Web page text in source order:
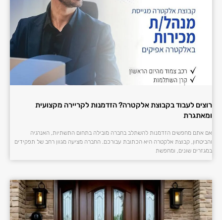
רוצים לעבוד בקבוצת אלקטרה? הזדמנות לקריירה מקצועית
ומאתגרת
אם אתם מחפשים הזדמנות להשתלב בחברה מובילה בתחום התשתיות, האנרגיה
והביטחון, קבוצת אלקטרה היא הכתובת עבורכם. החברה מציעה מגוון רחב של תפקידים
במגזרים שונים, ומחפשת